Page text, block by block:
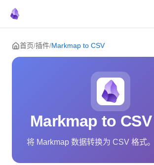
Skip to content
首页/插件/Markmap to CSV
Markmap to CSV
将 Markmap 数据转换为 CSV 格式。